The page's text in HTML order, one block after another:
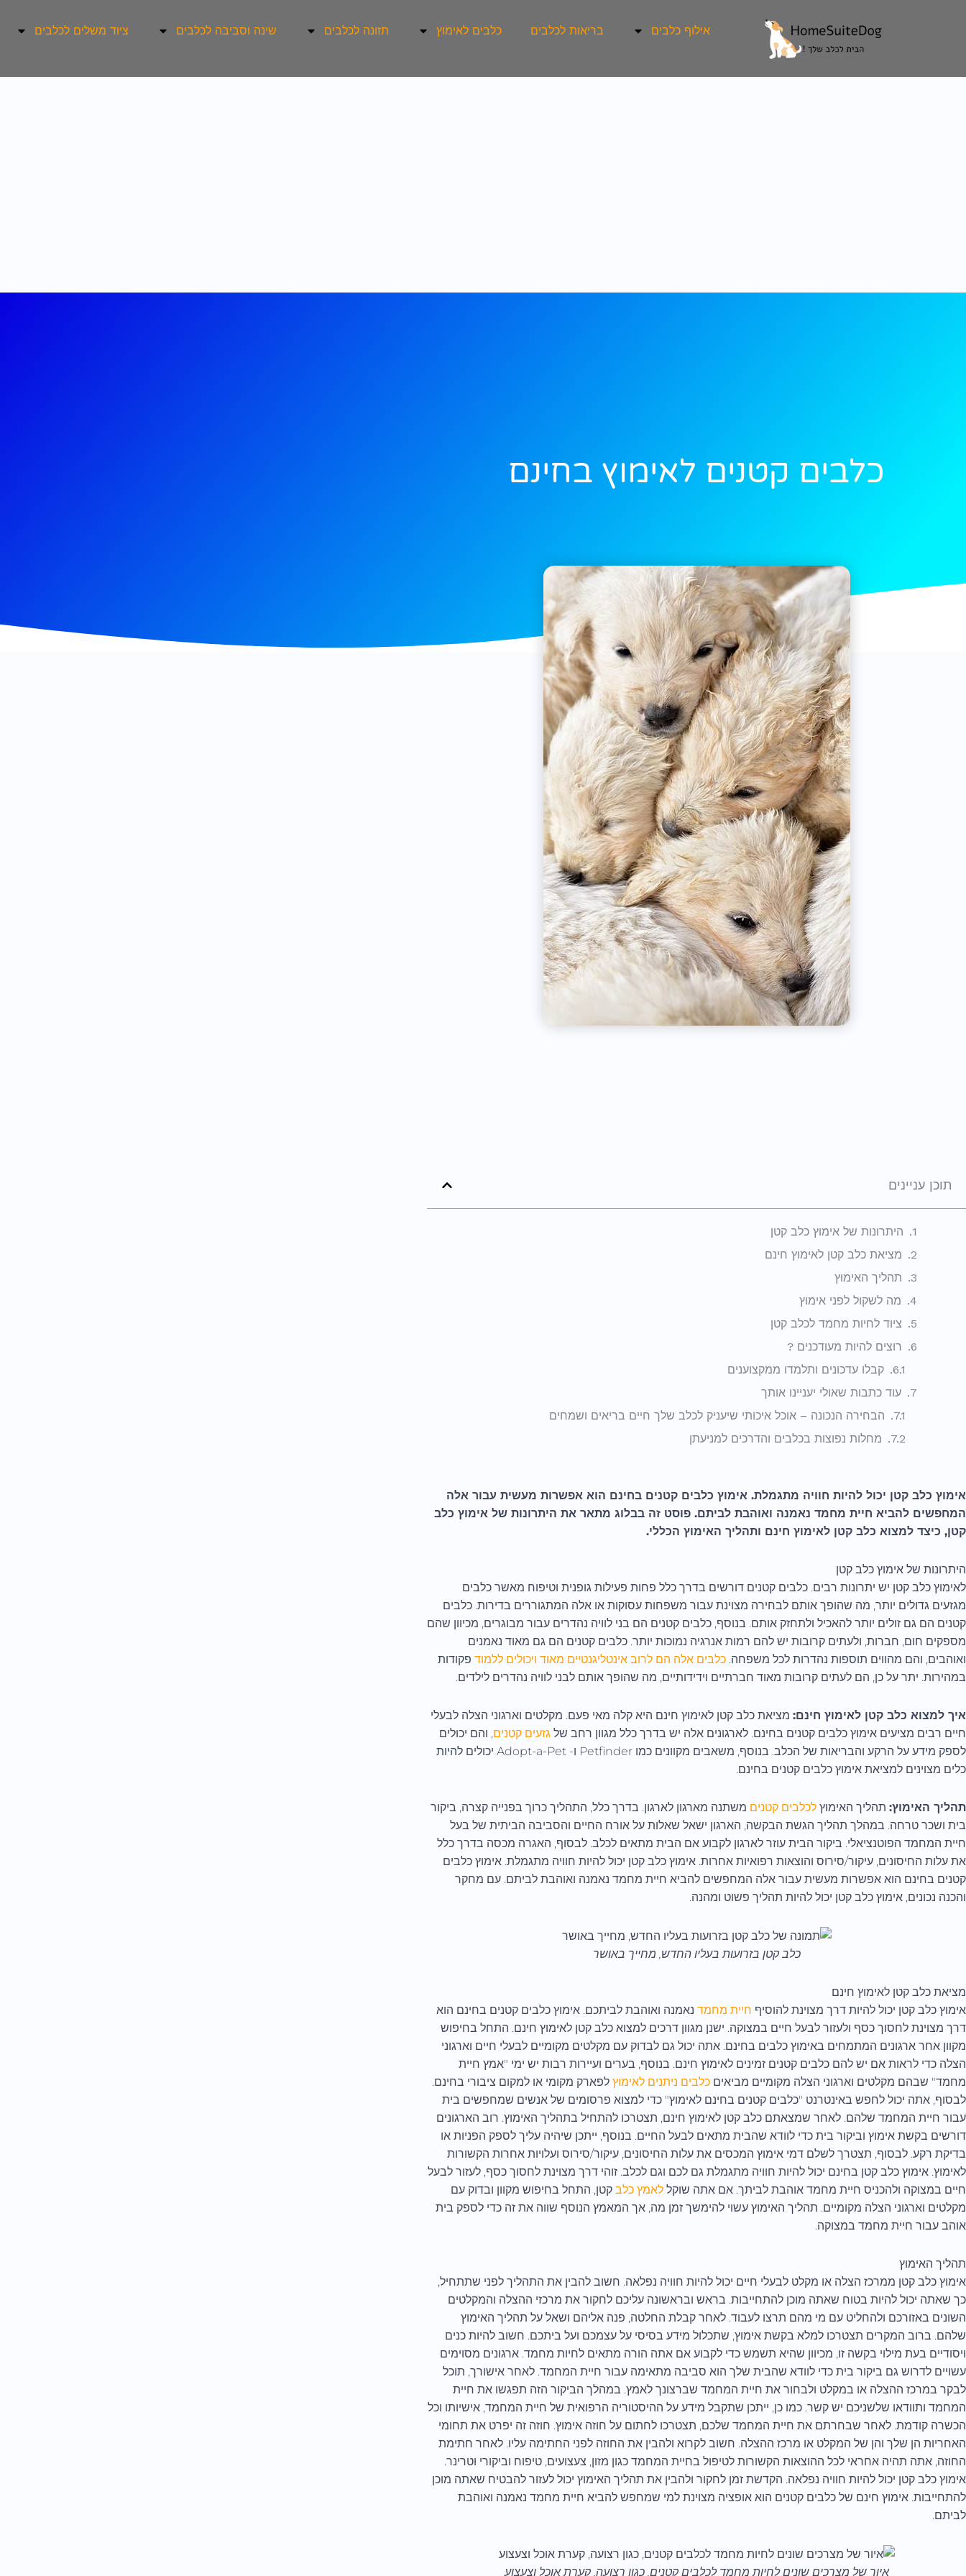
אילוף כלבים בריאות לכלבים כלבים לאימוץ תזונה לכלבים שינה וסביבה לכלבים ציוד משלים לכלבים
כלבים קטנים לאימוץ בחינם
תוכן עניינים
היתרונות של אימוץ כלב קטן
מציאת כלב קטן לאימוץ חינם
תהליך האימוץ
מה לשקול לפני אימוץ
ציוד לחיות מחמד לכלב קטן
רוצים להיות מעודכנים ?
קבלו עדכונים ותלמדו ממקצוענים
עוד כתבות שאולי יעניינו אותך
הבחירה הנכונה – אוכל איכותי שיעניק לכלב שלך חיים בריאים ושמחים
מחלות נפוצות בכלבים והדרכים למניעתן
אימוץ כלב קטן יכול להיות חוויה מתגמלת. אימוץ כלבים קטנים בחינם הוא אפשרות מעשית עבור אלה
המחפשים להביא חיית מחמד נאמנה ואוהבת לביתם. פוסט זה בבלוג מתאר את היתרונות של אימוץ כלב
קטן, כיצד למצוא כלב קטן לאימוץ חינם ותהליך האימוץ הכללי.
היתרונות של אימוץ כלב קטן
לאימוץ כלב קטן יש יתרונות רבים. כלבים קטנים דורשים בדרך כלל פחות פעילות גופנית וטיפוח מאשר כלבים
מגזעים גדולים יותר, מה שהופך אותם לבחירה מצוינת עבור משפחות עסוקות או אלה המתגוררים בדירות. כלבים
קטנים הם גם זולים יותר להאכיל ולתחזק אותם. בנוסף, כלבים קטנים הם בני לוויה נהדרים עבור מבוגרים, מכיוון שהם
מספקים חום, חברות, ולעתים קרובות יש להם רמות אנרגיה נמוכות יותר. כלבים קטנים הם גם מאוד נאמנים
ואוהבים, והם מהווים תוספות נהדרות לכל משפחה. כלבים אלה הם לרוב אינטליגנטיים מאוד ויכולים ללמוד פקודות
במהירות. יתר על כן, הם לעתים קרובות מאוד חברתיים וידידותיים, מה שהופך אותם לבני לוויה נהדרים לילדים.
איך למצוא כלב קטן לאימוץ חינם: מציאת כלב קטן לאימוץ חינם היא קלה מאי פעם. מקלטים וארגוני הצלה לבעלי
חיים רבים מציעים אימוץ כלבים קטנים בחינם. לארגונים אלה יש בדרך כלל מגוון רחב של גזעים קטנים, והם יכולים
לספק מידע על הרקע והבריאות של הכלב. בנוסף, משאבים מקוונים כמו Petfinder ו- Adopt-a-Pet יכולים להיות
כלים מצוינים למציאת אימוץ כלבים קטנים בחינם.
תהליך האימוץ: תהליך האימוץ לכלבים קטנים משתנה מארגון לארגון. בדרך כלל, התהליך כרוך בפנייה קצרה, ביקור
בית ושכר טרחה. במהלך תהליך הגשת הבקשה, הארגון ישאל שאלות על אורח החיים והסביבה הביתית של בעל
חיית המחמד הפוטנציאלי. ביקור הבית עוזר לארגון לקבוע אם הבית מתאים לכלב. לבסוף, האגרה מכסה בדרך כלל
את עלות החיסונים, עיקור/סירוס והוצאות רפואיות אחרות. אימוץ כלב קטן יכול להיות חוויה מתגמלת. אימוץ כלבים
קטנים בחינם הוא אפשרות מעשית עבור אלה המחפשים להביא חיית מחמד נאמנה ואוהבת לביתם. עם מחקר
והכנה נכונים, אימוץ כלב קטן יכול להיות תהליך פשוט ומהנה.
כלב קטן בזרועות בעליו החדש, מחייך באושר
מציאת כלב קטן לאימוץ חינם
אימוץ כלב קטן יכול להיות דרך מצוינת להוסיף חיית מחמד נאמנה ואוהבת לביתכם. אימוץ כלבים קטנים בחינם הוא
דרך מצוינת לחסוך כסף ולעזור לבעל חיים במצוקה. ישנן מגוון דרכים למצוא כלב קטן לאימוץ חינם. התחל בחיפוש
מקוון אחר ארגונים המתמחים באימוץ כלבים בחינם. אתה יכול גם לבדוק עם מקלטים מקומיים לבעלי חיים וארגוני
הצלה כדי לראות אם יש להם כלבים קטנים זמינים לאימוץ חינם. בנוסף, בערים ועיירות רבות יש ימי "אמץ חיית
מחמד" שבהם מקלטים וארגוני הצלה מקומיים מביאים כלבים ניתנים לאימוץ לפארק מקומי או למקום ציבורי בחינם.
לבסוף, אתה יכול לחפש באינטרנט "כלבים קטנים בחינם לאימוץ" כדי למצוא פרסומים של אנשים שמחפשים בית
עבור חיית המחמד שלהם. לאחר שמצאתם כלב קטן לאימוץ חינם, תצטרכו להתחיל בתהליך האימוץ. רוב הארגונים
דורשים בקשת אימוץ וביקור בית כדי לוודא שהבית מתאים לבעל החיים. בנוסף, ייתכן שיהיה עליך לספק הפניות או
בדיקת רקע. לבסוף, תצטרך לשלם דמי אימוץ המכסים את עלות החיסונים, עיקור/סירוס ועלויות אחרות הקשורות
לאימוץ. אימוץ כלב קטן בחינם יכול להיות חוויה מתגמלת גם לכם וגם לכלב. זוהי דרך מצוינת לחסוך כסף, לעזור לבעל
חיים במצוקה ולהכניס חיית מחמד אוהבת לביתך. אם אתה שוקל לאמץ כלב קטן, התחל בחיפוש מקוון ובדוק עם
מקלטים וארגוני הצלה מקומיים. תהליך האימוץ עשוי להימשך זמן מה, אך המאמץ הנוסף שווה את זה כדי לספק בית
אוהב עבור חיית מחמד במצוקה.
תהליך האימוץ
אימוץ כלב קטן ממרכז הצלה או מקלט לבעלי חיים יכול להיות חוויה נפלאה. חשוב להבין את התהליך לפני שתתחיל,
כך שאתה יכול להיות בטוח שאתה מוכן להתחייבות. בראש ובראשונה עליכם לחקור את מרכזי ההצלה והמקלטים
השונים באזורכם ולהחליט עם מי מהם תרצו לעבוד. לאחר קבלת החלטה, פנה אליהם ושאל על תהליך האימוץ
שלהם. ברוב המקרים תצטרכו למלא בקשת אימוץ, שתכלול מידע בסיסי על עצמכם ועל ביתכם. חשוב להיות כנים
ויסודיים בעת מילוי בקשה זו, מכיוון שהיא תשמש כדי לקבוע אם אתה הורה מתאים לחיות מחמד. ארגונים מסוימים
עשויים לדרוש גם ביקור בית כדי לוודא שהבית שלך הוא סביבה מתאימה עבור חיית המחמד. לאחר אישורך, תוכל
לבקר במרכז ההצלה או במקלט ולבחור את חיית המחמד שברצונך לאמץ. במהלך הביקור הזה תפגשו את חיית
המחמד ותוודאו שלשניכם יש קשר. כמו כן, ייתכן שתקבל מידע על ההיסטוריה הרפואית של חיית המחמד, אישיותו וכל
הכשרה קודמת. לאחר שבחרתם את חיית המחמד שלכם, תצטרכו לחתום על חוזה אימוץ. חוזה זה יפרט את תחומי
האחריות הן שלך והן של המקלט או מרכז ההצלה. חשוב לקרוא ולהבין את החוזה לפני החתימה עליו. לאחר חתימת
החוזה, אתה תהיה אחראי לכל ההוצאות הקשורות לטיפול בחיית המחמד כגון מזון, צעצועים, טיפוח וביקורי וטרינר.
אימוץ כלב קטן יכול להיות חוויה נפלאה. הקדשת זמן לחקור ולהבין את תהליך האימוץ יכול לעזור להבטיח שאתה מוכן
להתחייבות. אימוץ חינם של כלבים קטנים הוא אופציה מצוינת למי שמחפש להביא חיית מחמד נאמנה ואוהבת
לביתם.
איור של מצרכים שונים לחיות מחמד לכלבים קטנים, כגון רצועה, קערת אוכל וצעצוע